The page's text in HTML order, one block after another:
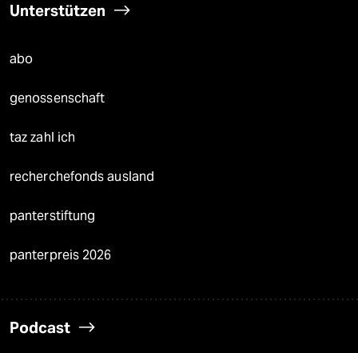
Unterstützen
abo
genossenschaft
taz zahl ich
recherchefonds ausland
panterstiftung
panterpreis 2026
Podcast